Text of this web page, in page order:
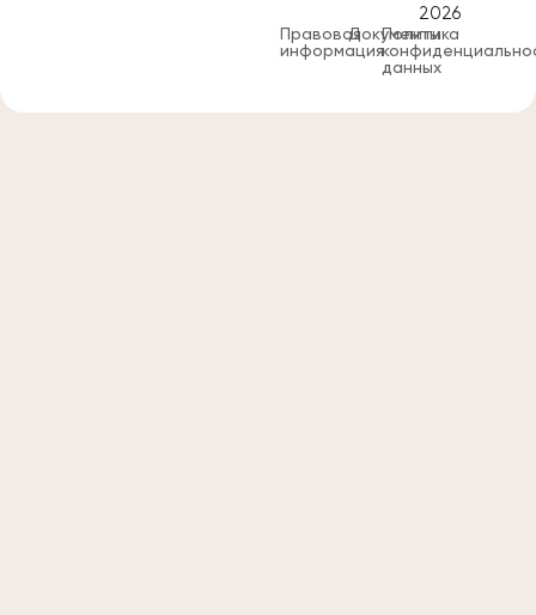
2026
Правовая
информация
Документы
Политика
данных